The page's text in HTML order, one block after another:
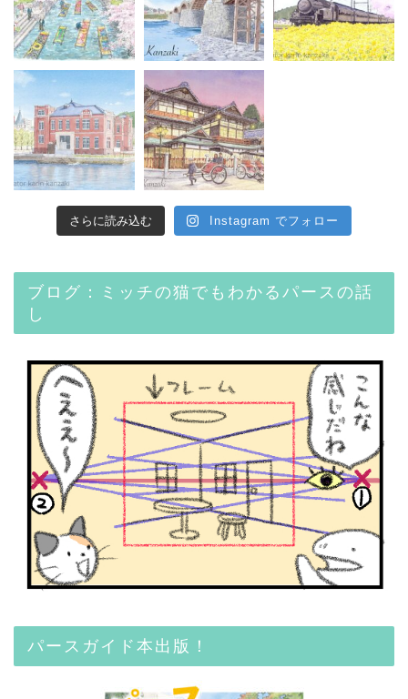
さらに読み込む Instagram でフォロー
ブログ：ミッチの猫でもわかるパースの話
し
パースガイド本出版！